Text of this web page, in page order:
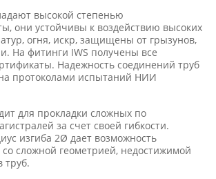
высокой степенью
они устойчивы к воздействию высоких
огня, искр, защищены от грызунов,
На фитинги IWS получены все
Надежность соединений труб
протоколами испытаний НИИ
для прокладки сложных по
за счет своей гибкости.
изгиба 2Ø дает возможность
со сложной геометрией, недостижимой
труб.